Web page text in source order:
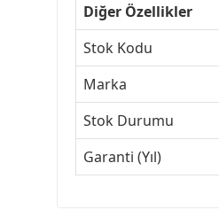
Diğer Özellikler
Stok Kodu
Marka
Stok Durumu
Garanti (Yıl)